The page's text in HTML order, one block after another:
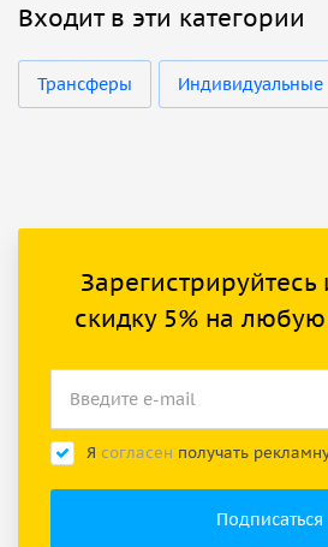
Входит в эти категории
Трансферы Индивидуальные
Зарегистрируйтесь
скидку 5% на
Я согласен получать